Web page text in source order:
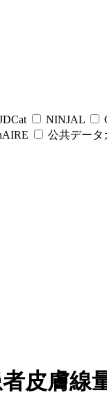
NINJAL
公共データ
皮膚線